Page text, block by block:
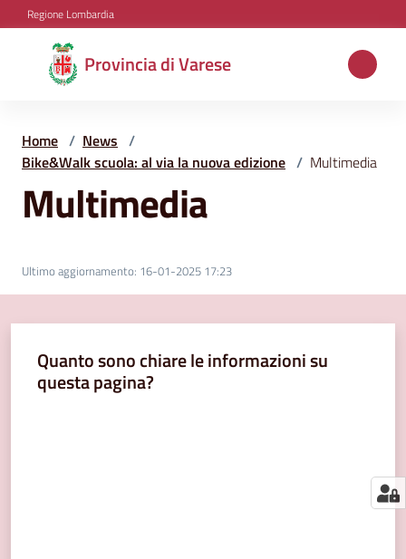
Vai al contenuto
Vai alla navigazione
Vai al footer
Regione Lombardia
Provincia di Varese
Provincia
di
Aree
tematiche
Amministrazione
Servizi
Home / News /
Bike&Walk scuola: al via la nuova edizione / Multimedia
Multimedia
Ultimo aggiornamento: 16-01-2025 17:23
Quanto sono chiare le informazioni su
questa pagina?